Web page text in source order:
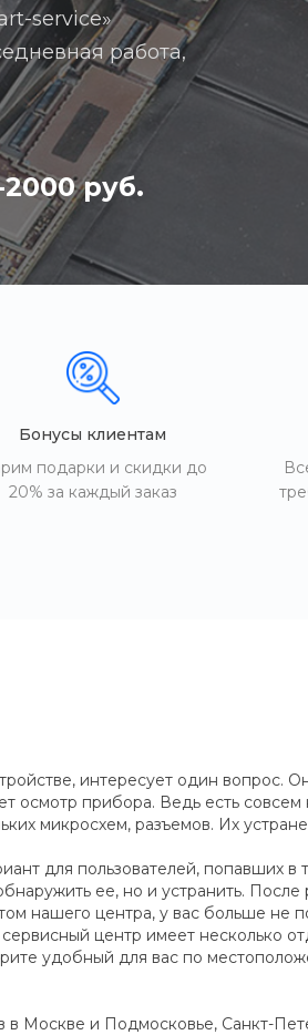
service»
работа,
руб.
Бонусы клиентам
подарки и скидки до
20% за каждый заказ
интересует один вопрос.
осмотр прибора. Ведь есть
микросхем, разъемов. Их
для пользователей, попавших
ее, но и устранить. После
нашего центра, у вас больше не
центр имеет несколько
удобный для вас по
Москве и Подмосковье, Санкт-